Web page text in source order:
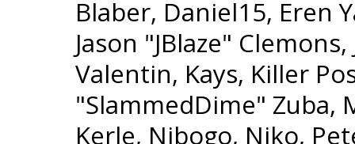
Blaber, Daniel15, Eren
Jason "JBlaze"
Valentin, Kays, Killer
"SlammedDime" Zuba,
Kerle, Nibogo, Niko,